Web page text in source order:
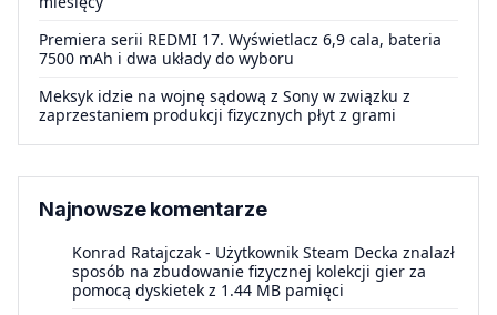
Premiera serii REDMI 17. Wyświetlacz 6,9 cala, bateria
7500 mAh i dwa układy do wyboru
Meksyk idzie na wojnę sądową z Sony w związku z
zaprzestaniem produkcji fizycznych płyt z grami
Najnowsze komentarze
Konrad Ratajczak - Użytkownik Steam Decka znalazł
sposób na zbudowanie fizycznej kolekcji gier za
pomocą dyskietek z 1.44 MB pamięci